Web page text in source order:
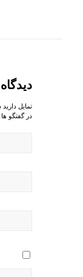
تمایل
در گفتگو